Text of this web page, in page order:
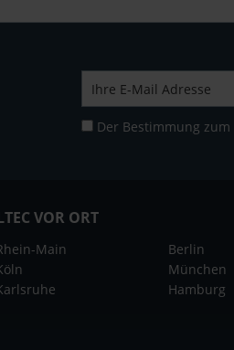
Der Bestimmung zum
VOR ORT
Main
Berlin
München
Hamburg